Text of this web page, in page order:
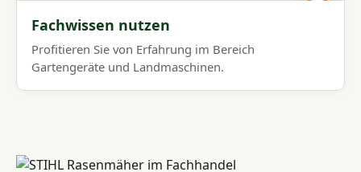
Fachwissen nutzen
Profitieren Sie von Erfahrung im Bereich
Gartengeräte und Landmaschinen.